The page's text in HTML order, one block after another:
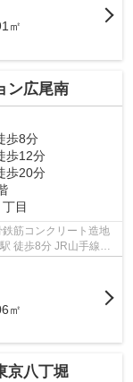
㎡
ン広尾南
歩8分
歩12分
歩20分
丁目
㎡
京八丁堀